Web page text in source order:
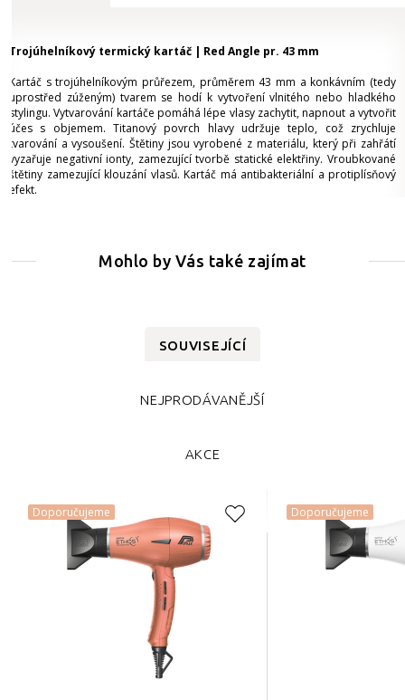
Trojúhelníkový termický kartáč | Red Angle pr. 43 mm
Kartáč s trojúhelníkovým průřezem, průměrem 43 mm a konkávním (tedy
uprostřed zúženým) tvarem se hodí k vytvoření vlnitého nebo hladkého
stylingu. Vytvarování kartáče pomáhá lépe vlasy zachytit, napnout a vytvořit
účes s objemem. Titanový povrch hlavy udržuje teplo, což zrychluje
tvarování a vysoušení. Štětiny jsou vyrobené z materiálu, který při zahřátí
vyzařuje negativní ionty, zamezující tvorbě statické elektřiny. Vroubkované
štětiny zamezující klouzání vlasů. Kartáč má antibakteriální a protiplísňový
efekt.
Mohlo by Vás také zajímat
SOUVISEJÍCÍ
NEJPRODÁVANĚJŠÍ
AKCE
Doporučujeme Doporučujeme